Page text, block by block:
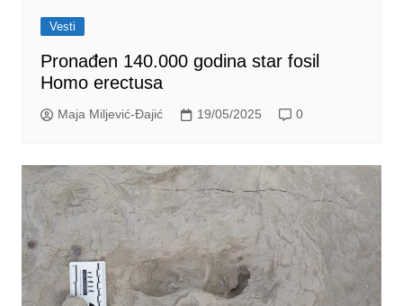
Vesti
Pronađen 140.000 godina star fosil
Homo erectusa
Maja Miljević-Đajić 19/05/2025 0